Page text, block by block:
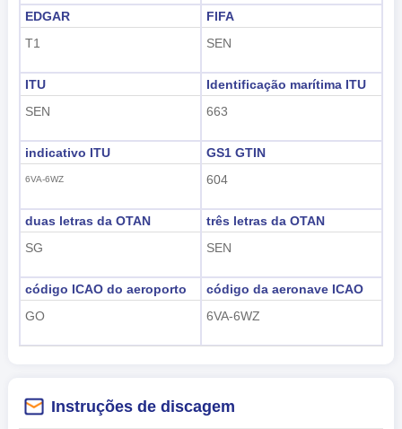
EDGAR
T1
FIFA
SEN
ITU
SEN
Identificação marítima ITU
663
indicativo ITU
6VA-6WZ
GS1 GTIN
604
duas letras da OTAN
SG
três letras da OTAN
SEN
código ICAO do aeroporto
GO
código da aeronave ICAO
6VA-6WZ
Instruções de discagem